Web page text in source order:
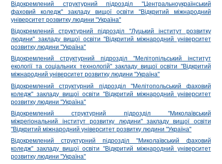
Відокремлений структурний підрозділ "Центральноукраїнський
фаховий коледж" закладу вищої освіти "Відкритий міжнародний
університет розвитку людини "Україна"
Відокремлений структурний підрозділ "Луцький інститут розвитку
людини" закладу вищої освіти "Відкритий міжнародний університет
розвитку людини "Україна"
Відокремлений структурний підрозділ "Мелітопільський інститут
екології та соціальних технологій" закладу вищої освіти "Відкритий
міжнародний університет розвитку людини "Україна"
Відокремлений структурний підрозділ "Мелітопольський фаховий
коледж" закладу вищої освіти "Відкритий міжнародний університет
розвитку людини "Україна"
Відокремлений структурний підрозділ "Миколаївський
міжрегіональний інститут розвитку людини" закладу вищої освіти
"Відкритий міжнародний університет розвитку людини "Україна"
Відокремлений структурний підрозділ "Миколаївський фаховий
коледж" закладу вищої освіти "Відкритий міжнародний університет
розвитку людини "Україна"